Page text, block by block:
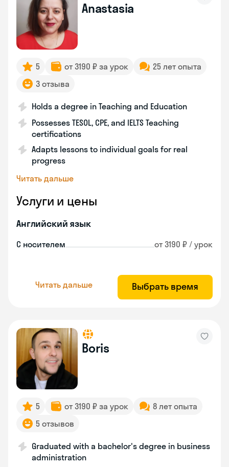
Anastasia
5 от 3190 ₽ за урок
25 лет опыта
3 отзыва
Holds a degree in Teaching and Education
Possesses TESOL, CPE, and IELTS Teaching
certifications
Adapts lessons to individual goals for real
progress
Читать дальше
Услуги и цены
Английский язык
С носителем от 3190 ₽ / урок
Читать дальше Выбрать время
Boris
5 от 3190 ₽ за урок
8 лет опыта
5 отзывов
Graduated with a bachelor's degree in business
administration